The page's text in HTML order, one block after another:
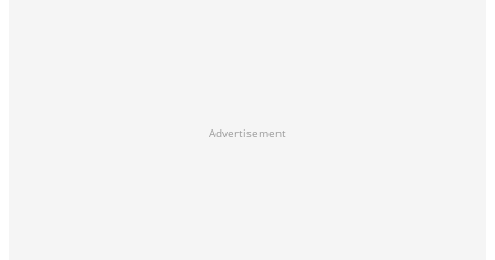
Advertisement